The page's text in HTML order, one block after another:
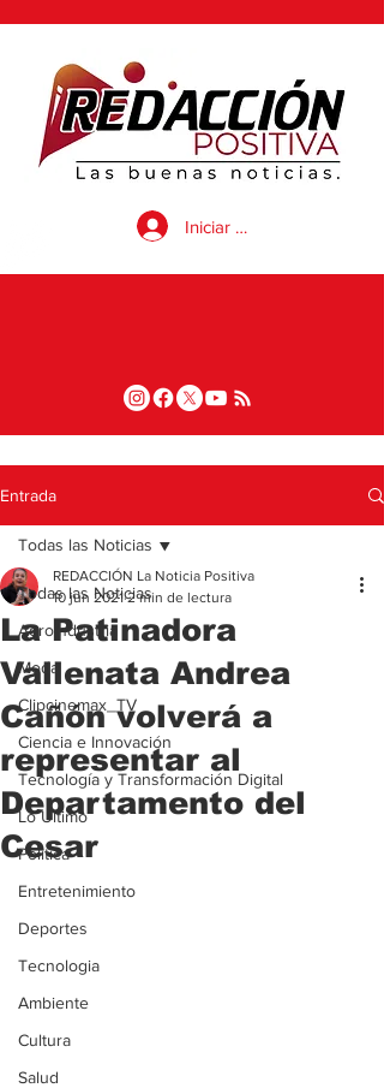
Iniciar sesión
Entrada
Todas las Noticias
Agroindustria
Moda
Clipcinemax_TV
Ciencia e Innovación
Tecnología y Transformación Digital
Lo Ultimo
Politica
Entretenimiento
Deportes
Tecnologia
Ambiente
Cultura
Salud
Todas las Noticias
La Patinadora
Vallenata Andrea
Cañón volverá a
representar al
Departamento del
Cesar
REDACCIÓN La Noticia Positiva
10 jun 2021 2 min de lectura